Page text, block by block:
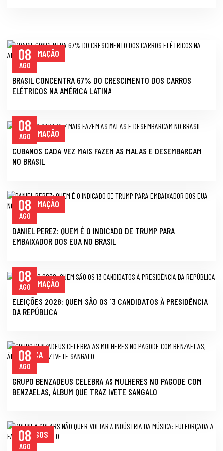
INFORMAÇÃO
08
AGO
BRASIL CONCENTRA 67% DO CRESCIMENTO DOS CARROS
ELÉTRICOS NA AMÉRICA LATINA
INFORMAÇÃO
08
AGO
CUBANOS CADA VEZ MAIS FAZEM AS MALAS E DESEMBARCAM
NO BRASIL
INFORMAÇÃO
08
AGO
DANIEL PEREZ: QUEM É O INDICADO DE TRUMP PARA
EMBAIXADOR DOS EUA NO BRASIL
INFORMAÇÃO
08
AGO
ELEIÇÕES 2026: QUEM SÃO OS 13 CANDIDATOS À PRESIDÊNCIA
DA REPÚBLICA
MÚSICA
08
AGO
GRUPO BENZADEUS CELEBRA AS MULHERES NO PAGODE COM
BENZAELAS, ÁLBUM QUE TRAZ IVETE SANGALO
FAMOSOS
08
AGO